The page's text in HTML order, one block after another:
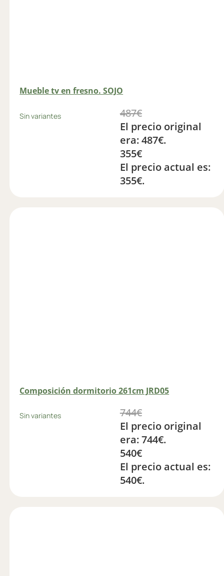
Mueble tv en fresno. SOJO
Sin variantes 487€
El precio original
era: 487€.
355€
El precio actual es:
355€.
Composición dormitorio 261cm JRD05
Sin variantes 744€
El precio original
era: 744€.
540€
El precio actual es:
540€.